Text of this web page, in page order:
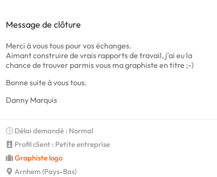
Message de clôture
Merci à vous tous pour vos échanges.
Aimant construire de vrais rapports de travail, j'ai eu la
chance de trouver parmis vous ma graphiste en titre ;-)
Bonne suite à vous tous.
Danny Marquis
Délai demandé : Normal
Profil client : Petite entreprise
Graphiste logo
Arnhem (Pays-Bas)